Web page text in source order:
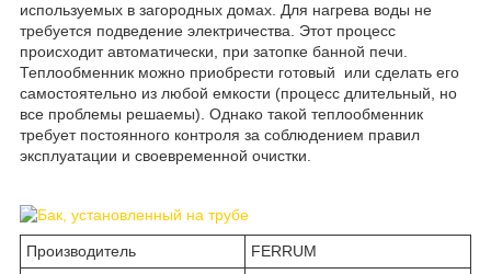
используемых в загородных домах. Для нагрева воды не
требуется подведение электричества. Этот процесс
происходит автоматически, при затопке банной печи.
Теплообменник можно приобрести готовый или сделать его
самостоятельно из любой емкости (процесс длительный, но
все проблемы решаемы). Однако такой теплообменник
требует постоянного контроля за соблюдением правил
эксплуатации и своевременной очистки.
Производитель
FERRUM